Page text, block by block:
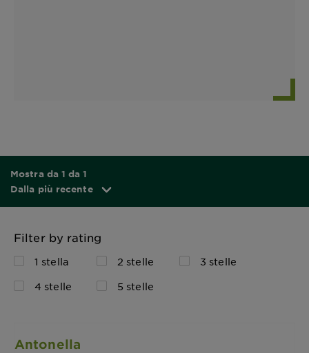
Mostra da 1 da 1
Dalla più recente
Filter by rating
1 stella 2 stelle
3 stelle
4 stelle
5 stelle
Antonella